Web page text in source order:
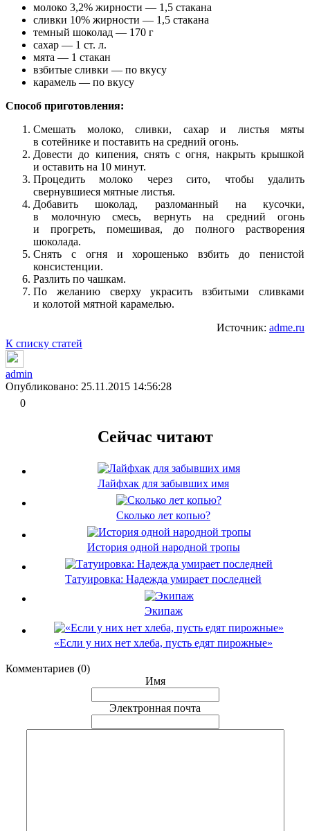
молоко 3,2% жирности — 1,5 стакана
сливки 10% жирности — 1,5 стакана
темный шоколад — 170 г
сахар — 1 ст. л.
мята — 1 стакан
взбитые сливки — по вкусу
карамель — по вкусу
Способ приготовления:
Смешать молоко, сливки, сахар и листья мяты
в сотейнике и поставить на средний огонь.
Довести до кипения, снять с огня, накрыть крышкой
и оставить на 10 минут.
Процедить молоко через сито, чтобы удалить
свернувшиеся мятные листья.
Добавить шоколад, разломанный на кусочки,
в молочную смесь, вернуть на средний огонь
и прогреть, помешивая, до полного растворения
шоколада.
Снять с огня и хорошенько взбить до пенистой
консистенции.
Разлить по чашкам.
По желанию сверху украсить взбитыми сливками
и колотой мятной карамелью.
Источник: adme.ru
К списку статей
admin
Опубликовано: 25.11.2015 14:56:28
0
Сейчас читают
Лайфхак для забывших имя
Сколько лет копью?
История одной народной тропы
Татуировка: Надежда умирает последней
Экипаж
«Если у них нет хлеба, пусть едят пирожные»
Комментариев (0)
Имя
Электронная почта